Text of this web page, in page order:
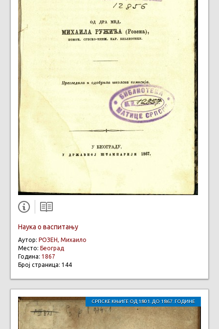
Наука о васпитању
Аутор: РОЗЕН, Михаило
Место: Београд
Година: 1867
Број страница: 144
СРПСКЕ КЊИГЕ ОД 1801. ДО 1867. ГОДИНЕ